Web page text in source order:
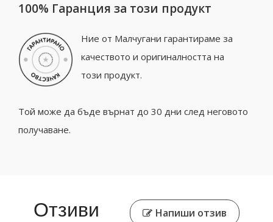
100% Гаранция за този продукт
Ние от Малчугани гарантираме за
качеството и оригиналността на
този продукт.
Той може да бъде върнат до 30 дни след неговото
получаване.
Отзиви Напиши отзив